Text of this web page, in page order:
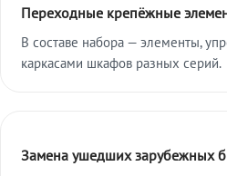
Переходные крепёжные
В составе набора — элементы,
каркасами шкафов разных серий.
Замена ушедших зарубежных